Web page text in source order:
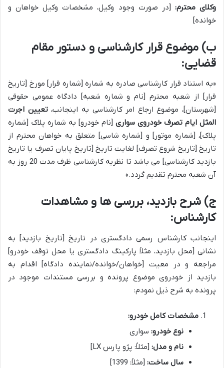
وکلای محترم: [در صورت وجود وکیل، مشخصات وکیل خواهان و
خوانده]
ب) موضوع قرار کارشناسی و دستور مقام
قضایی:
«به استناد قرار کارشناسی صادره به شماره [شماره قرار] مورخ [تاریخ
قرار] از شعبه محترم [نام و شماره شعبه] دادگاه عمومی حقوقی
[شهرستان]، موضوع ارجاع امر کارشناسی به اینجانب،تعیین اجرت
المثل ایام تصرف خودروی سواری [نام خودرو] به شماره پلاک [شماره
پلاک]، [شماره موتور] و [شماره شاسی] متعلق به خواهان محترم از
تاریخ [تاریخ شروع تصرف] لغایت تاریخ [تاریخ پایان تصرف یا تاریخ
بازدید کارشناسی] می باشد تا نظریه کارشناسی ظرف مدت 20 روز به
آن شعبه محترم تقدیم گردد.»
ج) شرح بازدید، بررسی ها و مشاهدات
کارشناس:
اینجانب کارشناس رسمی دادگستری در تاریخ [تاریخ بازدید] به
نشانی [محل بازدید، مثلاً پارکینگ دادگستری یا محل توقف خودرو]
مراجعه و در معیت [خواهان/خوانده/نماینده دادگاه] اقدام به
بازدید از خودروی موضوع پرونده و بررسی مستندات موجود در
پرونده به شرح ذیل نمودم:
مشخصات کامل خودرو:
نوع خودرو: سواری
نام و مدل: [مثلاً: پژو پارس LX]
سال ساخت: [مثلاً: 1399]